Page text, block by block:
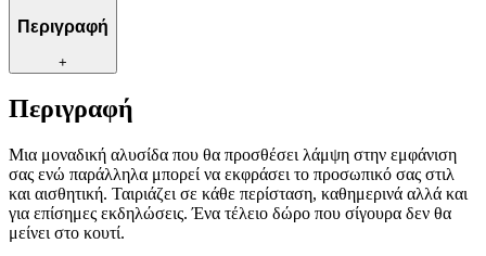
Περιγραφή
+
Περιγραφή
Μια μοναδική αλυσίδα που θα προσθέσει λάμψη στην εμφάνιση
σας ενώ παράλληλα μπορεί να εκφράσει το προσωπικό σας στιλ
και αισθητική. Ταιριάζει σε κάθε περίσταση, καθημερινά αλλά και
για επίσημες εκδηλώσεις. Ένα τέλειο δώρο που σίγουρα δεν θα
μείνει στο κουτί.